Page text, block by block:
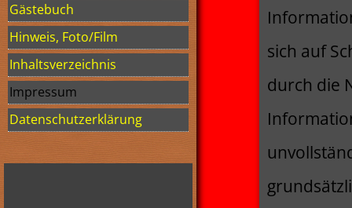
Gästebuch
Hinweis, Foto/Film
Inhaltsverzeichnis
Impressum
Datenschutzerklärung
sich auf
durch die